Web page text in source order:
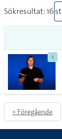
Sökresultat: 16 st
1
« Föregående